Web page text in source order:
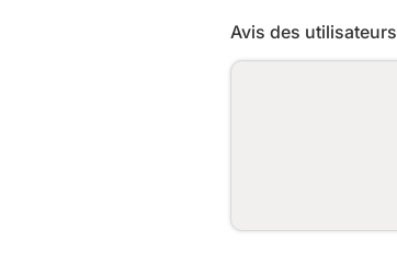
Avis des utilisateurs